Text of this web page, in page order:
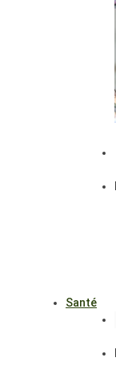
Santé